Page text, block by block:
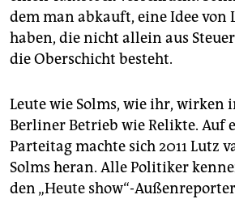
dem man abkauft, eine Idee von
haben, die nicht allein aus
die Oberschicht besteht.
Leute wie Solms, wie ihr, wirken
Berliner Betrieb wie Relikte. Auf
Parteitag machte sich 2011 Lutz
Solms heran. Alle Politiker
den „Heute show“-